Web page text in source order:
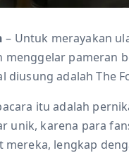
– Untuk merayakan
menggelar
diusung adalah The
itu adalah
unik, karena para
lengkap